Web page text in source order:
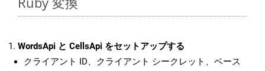
WordsApi と CellsApi をセットアップする
クライアント ID、クライアント シークレット、ベース